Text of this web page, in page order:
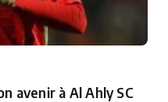
avenir à Al Ahly SC